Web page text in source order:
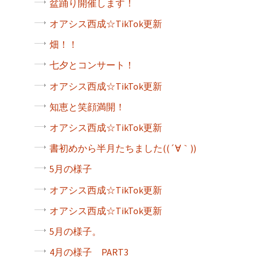
盆踊り開催します！
オアシス西成☆TikTok更新
畑！！
七夕とコンサート！
オアシス西成☆TikTok更新
知恵と笑顔満開！
オアシス西成☆TikTok更新
書初めから半月たちました((´∀｀))
5月の様子
オアシス西成☆TikTok更新
オアシス西成☆TikTok更新
5月の様子。
4月の様子 PART3